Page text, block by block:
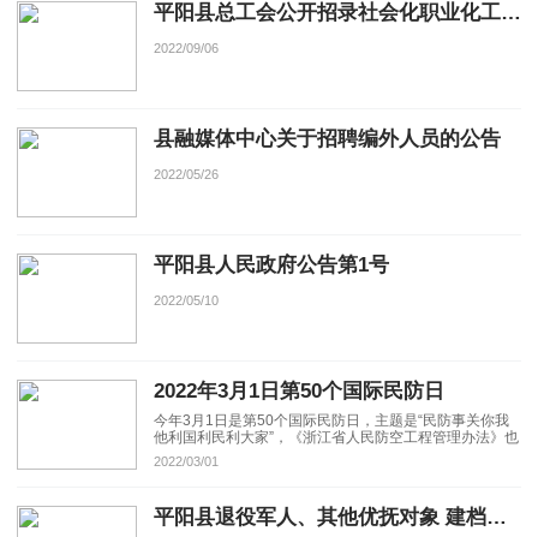
平阳县总工会公开招录社会化职业化工会工作者
2022/09/06
县融媒体中心关于招聘编外人员的公告
2022/05/26
平阳县人民政府公告第1号
2022/05/10
2022年3月1日第50个国际民防日
今年3月1日是第50个国际民防日，主题是“民防事关你我
他利国利民利大家”，《浙江省人民防空工程管理办法》也
将同日施行。
2022/03/01
平阳县退役军人、其他优抚对象 建档立卡和优待证申领相关事项须知